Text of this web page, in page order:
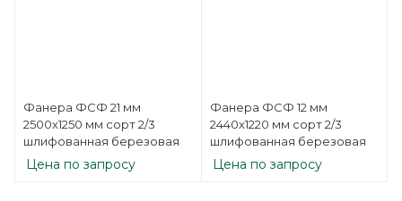
Фанера ФСФ 21 мм
2500х1250 мм сорт 2/3
шлифованная березовая
Цена по запросу
Фанера ФСФ 12 мм
2440х1220 мм сорт 2/3
шлифованная березовая
Цена по запросу